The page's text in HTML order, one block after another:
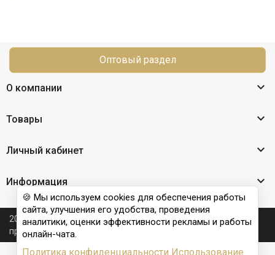
Оптовый раздел
О компании 
Товары 
Личный кабинет 
Информация 
2026 © Nail Club professional - официальный сайт
производителя бренда для наращивания ногтей
🍪 Мы используем cookies для обеспечения работы
сайта, улучшения его удобства, проведения
аналитики, оценки эффективности рекламы и работы
онлайн-чата.
Политика конфиденциальности Использование